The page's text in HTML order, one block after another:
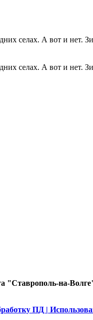
селах. А вот и нет.
селах. А вот и нет.
на-
ПД |